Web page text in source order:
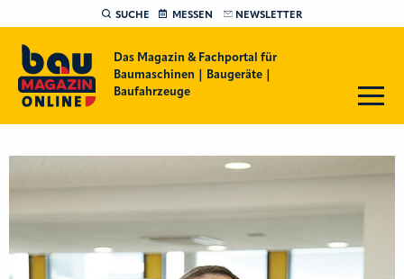
SUCHE MESSEN NEWSLETTER
Das Magazin & Fachportal für
Baumaschinen | Baugeräte |
Baufahrzeuge